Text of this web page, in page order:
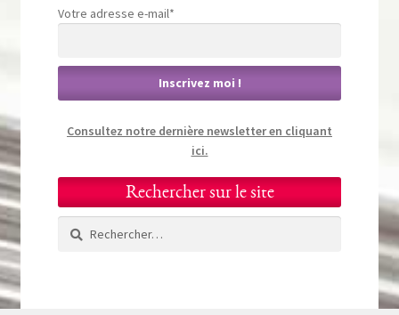
Votre adresse e-mail*
Consultez notre dernière newsletter en cliquant
ici.
Rechercher sur le site
Rechercher :